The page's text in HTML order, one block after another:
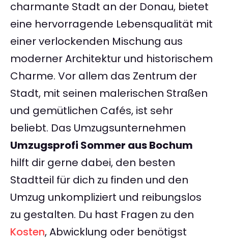
charmante Stadt an der Donau, bietet
eine hervorragende Lebensqualität mit
einer verlockenden Mischung aus
moderner Architektur und historischem
Charme. Vor allem das Zentrum der
Stadt, mit seinen malerischen Straßen
und gemütlichen Cafés, ist sehr
beliebt. Das Umzugsunternehmen
Umzugsprofi Sommer aus Bochum
hilft dir gerne dabei, den besten
Stadtteil für dich zu finden und den
Umzug unkompliziert und reibungslos
zu gestalten. Du hast Fragen zu den
Kosten, Abwicklung oder benötigst